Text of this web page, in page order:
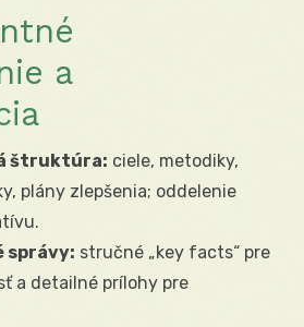
a
štruktúra: ciele, metodiky,
plány zlepšenia; oddelenie
správy: stručné „key facts“ pre
a detailné prílohy pre